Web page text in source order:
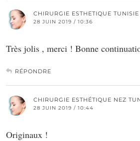
CHIRURGIE ESTHETIQUE TUNISIE
28 JUIN 2019 / 10:36
Très jolis , merci ! Bonne
RÉPONDRE
CHIRURGIE ESTHÉTIQUE NEZ
28 JUIN 2019 / 10:44
Originaux !